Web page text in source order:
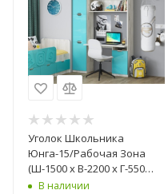
Уголок Школьника
Юнга-15/Рабочая Зона
(Ш-1500 x В-2200 x Г-550
мм)/Разные Цвета
В наличии